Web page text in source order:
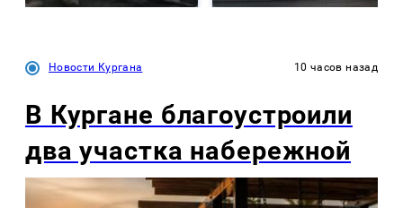
Новости Кургана 10 часов назад
В Кургане благоустроили
два участка набережной